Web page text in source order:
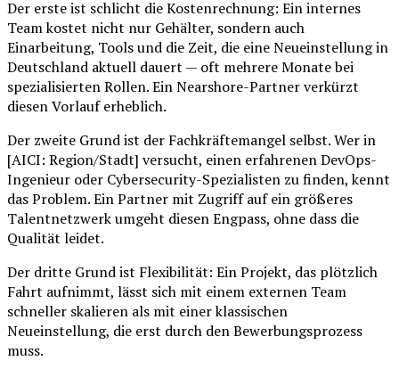
Der erste ist schlicht die Kostenrechnung: Ein internes
Team kostet nicht nur Gehälter, sondern auch
Einarbeitung, Tools und die Zeit, die eine Neueinstellung in
Deutschland aktuell dauert — oft mehrere Monate bei
spezialisierten Rollen. Ein Nearshore-Partner verkürzt
diesen Vorlauf erheblich.
Der zweite Grund ist der Fachkräftemangel selbst. Wer in
[AICI: Region/Stadt] versucht, einen erfahrenen DevOps-
Ingenieur oder Cybersecurity-Spezialisten zu finden, kennt
das Problem. Ein Partner mit Zugriff auf ein größeres
Talentnetzwerk umgeht diesen Engpass, ohne dass die
Qualität leidet.
Der dritte Grund ist Flexibilität: Ein Projekt, das plötzlich
Fahrt aufnimmt, lässt sich mit einem externen Team
schneller skalieren als mit einer klassischen
Neueinstellung, die erst durch den Bewerbungsprozess
muss.